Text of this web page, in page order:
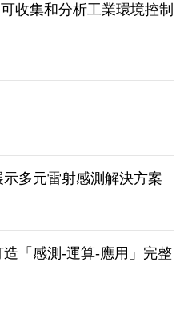
收集和分析工業環境控制
多元雷射感測解決方案
「感測-運算-應用」完整